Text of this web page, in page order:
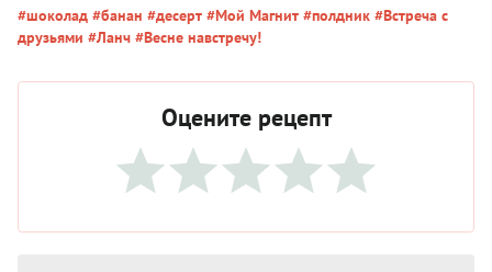
#шоколад #банан #десерт #Мой Магнит #полдник #Встреча с
друзьями #Ланч #Весне навстречу!
Оцените рецепт